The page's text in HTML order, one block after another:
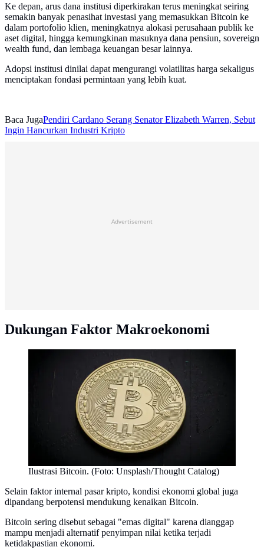
Ke depan, arus dana institusi diperkirakan terus meningkat seiring
semakin banyak penasihat investasi yang memasukkan Bitcoin ke
dalam portofolio klien, meningkatnya alokasi perusahaan publik ke
aset digital, hingga kemungkinan masuknya dana pensiun, sovereign
wealth fund, dan lembaga keuangan besar lainnya.
Adopsi institusi dinilai dapat mengurangi volatilitas harga sekaligus
menciptakan fondasi permintaan yang lebih kuat.
Baca JugaPendiri Cardano Serang Senator Elizabeth Warren, Sebut
Ingin Hancurkan Industri Kripto
Advertisement
Dukungan Faktor Makroekonomi
Ilustrasi Bitcoin. (Foto: Unsplash/Thought Catalog)
Selain faktor internal pasar kripto, kondisi ekonomi global juga
dipandang berpotensi mendukung kenaikan Bitcoin.
Bitcoin sering disebut sebagai "emas digital" karena dianggap
mampu menjadi alternatif penyimpan nilai ketika terjadi
ketidakpastian ekonomi.